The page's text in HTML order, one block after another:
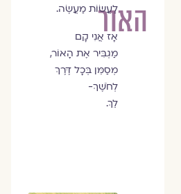
האורלַעֲשׂוֹת מַעֲשֶׂה.
אָז אֲנִי קָם
מַגְבִּיר אֶת הָאוֹר,
מְסַמֵּן בְּכָל דֶּרֶךְ
לְחֹשֶׁךְ-
לֵךְ.